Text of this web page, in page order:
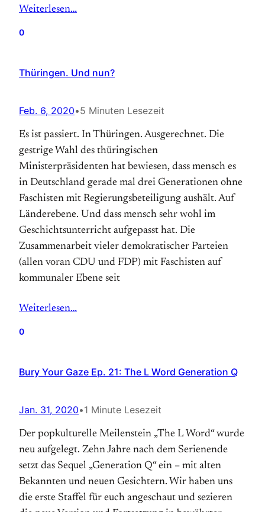
Weiterlesen…
0
Thüringen. Und nun?
Feb. 6, 2020•5 Minuten Lesezeit
Es ist passiert. In Thüringen. Ausgerechnet. Die
gestrige Wahl des thüringischen
Ministerpräsidenten hat bewiesen, dass mensch es
in Deutschland gerade mal drei Generationen ohne
Faschisten mit Regierungsbeteiligung aushält. Auf
Länderebene. Und dass mensch sehr wohl im
Geschichtsunterricht aufgepasst hat. Die
Zusammenarbeit vieler demokratischer Parteien
(allen voran CDU und FDP) mit Faschisten auf
kommunaler Ebene seit
Weiterlesen…
0
Bury Your Gaze Ep. 21: The L Word Generation Q
Jan. 31, 2020•1 Minute Lesezeit
Der popkulturelle Meilenstein „The L Word“ wurde
neu aufgelegt. Zehn Jahre nach dem Serienende
setzt das Sequel „Generation Q“ ein – mit alten
Bekannten und neuen Gesichtern. Wir haben uns
die erste Staffel für euch angeschaut und sezieren